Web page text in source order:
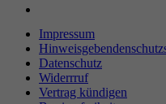
Impressum
Datenschutz
Widerrruf
Vertrag kündigen